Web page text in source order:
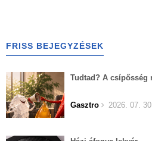
FRISS BEJEGYZÉSEK
Tudtad? A csípősség
Gasztro 2026. 07.